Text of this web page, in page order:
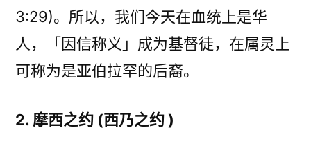
3:29)。所以，我们今天在血统上是华
人，「因信称义」成为基督徒，在属灵上
可称为是亚伯拉罕的后裔。
2. 摩西之约 (西乃之约 )